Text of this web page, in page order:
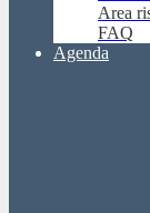
Area
FAQ
Agenda